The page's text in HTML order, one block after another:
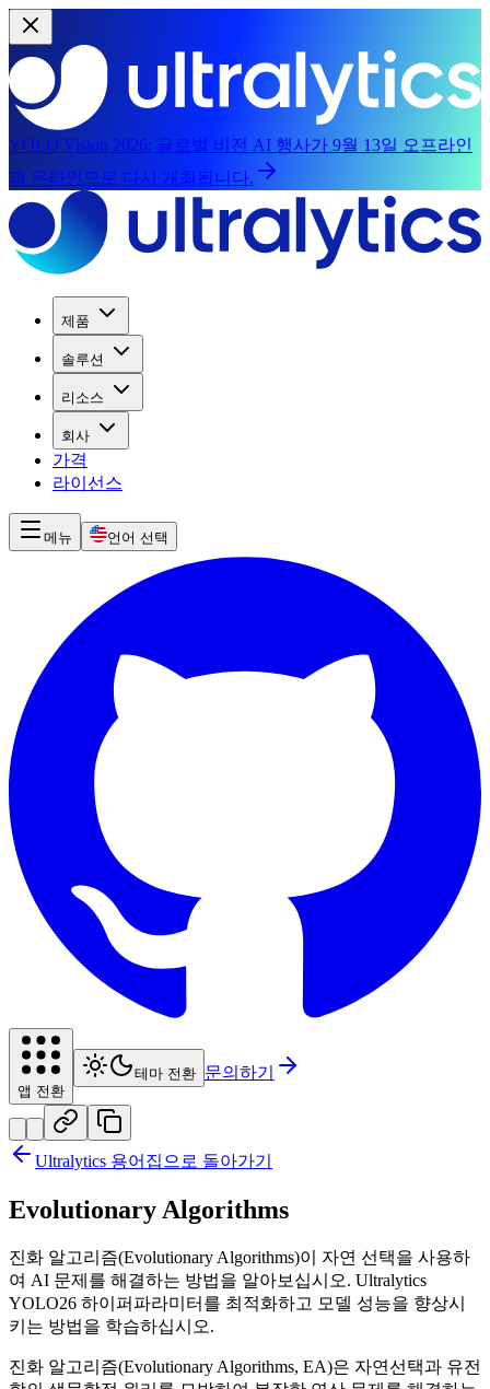
YOLO Vision 2026: 글로벌 비전 AI 행사가 9월 13일 오프라인
과 온라인으로 다시 개최됩니다.
제품
솔루션
리소스
회사
가격
라이선스
메뉴 언어 선택
앱 전환
테마 전환 문의하기
Ultralytics 용어집으로 돌아가기
Evolutionary Algorithms
진화 알고리즘(Evolutionary Algorithms)이 자연 선택을 사용하
여 AI 문제를 해결하는 방법을 알아보십시오. Ultralytics
YOLO26 하이퍼파라미터를 최적화하고 모델 성능을 향상시
키는 방법을 학습하십시오.
진화 알고리즘(Evolutionary Algorithms, EA)은 자연선택과 유전